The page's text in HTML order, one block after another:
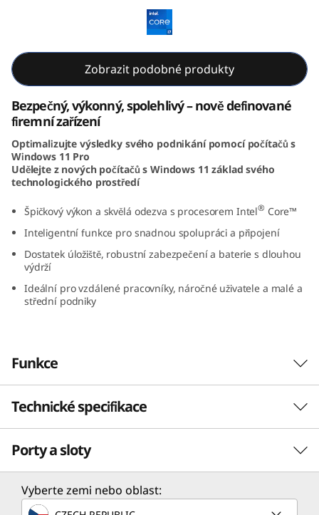
4
G
e
n
8
1
n
e
Zobrazit podobné produkty
Bezpečný, výkonný, spolehlivý – nově definované
firemní zařízení
Optimalizujte výsledky svého podnikání pomocí počítačů s
Windows 11 Pro
Udělejte z nových počítačů s Windows 11 základ svého
technologického prostředí
Špičkový výkon a skvělá odezva s procesorem Intel® Core™
Inteligentní funkce pro snadnou spolupráci a připojení
Dostatek úložiště, robustní zabezpečení a baterie s dlouhou
výdrží
Ideální pro vzdálené pracovníky, náročné uživatele a malé a
střední podniky
Funkce
Vynikající výkon pro
Notebook Lenovo ThinkBook 14 Gen 8,
navržený tak, aby splňoval moderní požadavky
malých a středních podniků a náročných
Technické specifikace
Výkon
Procesor
Až Intel Core™ 7 250H
Porty a sloty
Vyberte zemi nebo oblast: